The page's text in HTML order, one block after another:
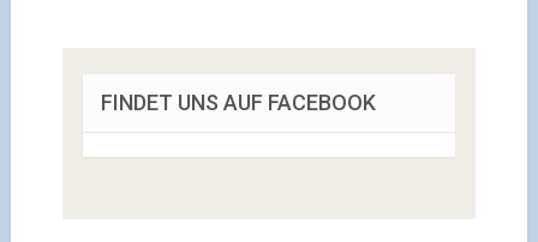
FINDET UNS AUF FACEBOOK